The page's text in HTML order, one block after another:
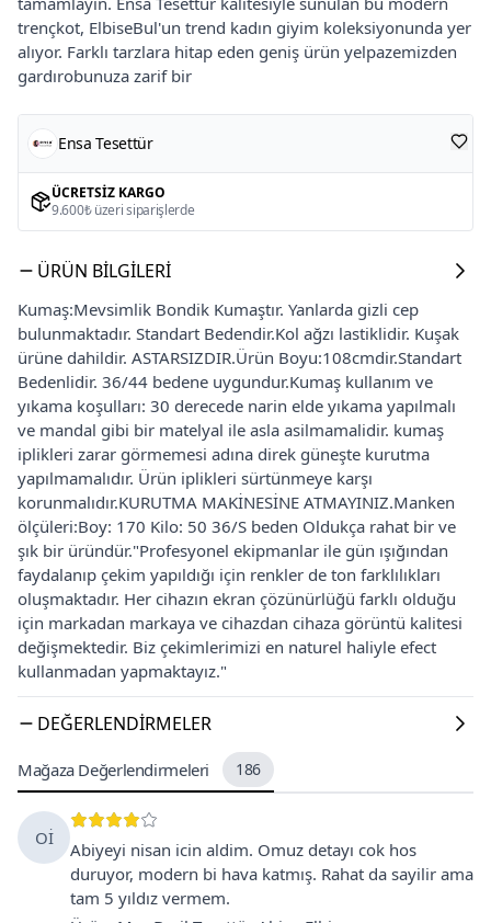
trençkot, ElbiseBul'un trend kadın giyim koleksiyonunda yer
alıyor. Farklı tarzlara hitap eden geniş ürün yelpazemizden
gardırobunuza zarif bir
Ensa Tesettür
ÜCRETSIZ KARGO
9.600₺ üzeri siparişlerde
ÜRÜN BILGILERI
Kumaş:Mevsimlik Bondik Kumaştır. Yanlarda gizli cep
bulunmaktadır. Standart Bedendir.Kol ağzı lastiklidir. Kuşak
ürüne dahildir. ASTARSIZDIR.Ürün Boyu:108cmdir.Standart
Bedenlidir. 36/44 bedene uygundur.Kumaş kullanım ve
yıkama koşulları: 30 derecede narin elde yıkama yapılmalı
ve mandal gibi bir matelyal ile asla asilmamalidir. kumaş
iplikleri zarar görmemesi adına direk güneşte kurutma
yapılmamalıdır. Ürün iplikleri sürtünmeye karşı
korunmalıdır.KURUTMA MAKİNESİNE ATMAYINIZ.Manken
ölçüleri:Boy: 170 Kilo: 50 36/S beden Oldukça rahat bir ve
şık bir üründür."Profesyonel ekipmanlar ile gün ışığından
faydalanıp çekim yapıldığı için renkler de ton farklılıkları
oluşmaktadır. Her cihazın ekran çözünürlüğü farklı olduğu
için markadan markaya ve cihazdan cihaza görüntü kalitesi
değişmektedir. Biz çekimlerimizi en naturel haliyle efect
kullanmadan yapmaktayız."
DEĞERLENDIRMELER
Mağaza Değerlendirmeleri 186
Oİ
Abiyeyi nisan icin aldim. Omuz detayı cok hos
duruyor, modern bi hava katmış. Rahat da sayilir ama
tam 5 yıldız vermem.